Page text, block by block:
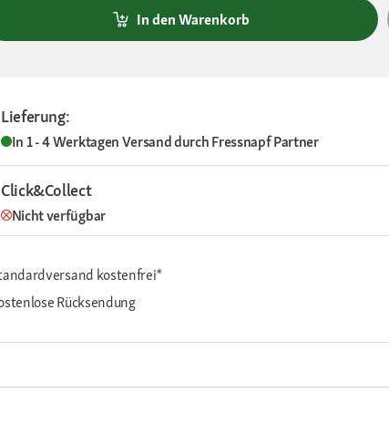
In den Warenkorb
Lieferung:
In 1 - 4 WerktagenVersand durchFressnapf Partner
Click&Collect
Nicht verfügbar
kostenfrei*
Rücksendung